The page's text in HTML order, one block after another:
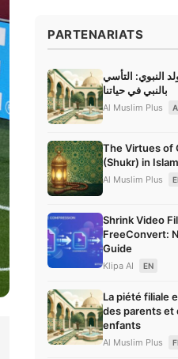
PARTENARIATS
النبوي: التأسي
بالنبي في حياتنا
Al Muslim Plus
The Virtues of
(Shukr) in Islam
Al Muslim Plus
Shrink Video
FreeConvert:
Guide
Klipa AI EN
La piété filiale
des parents et
enfants
Al Muslim Plus